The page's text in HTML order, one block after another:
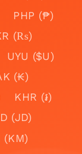
PHP (₱)
(₨)
UYU ($U)
(₭)
KHR (៛)
(JD)
(KM)